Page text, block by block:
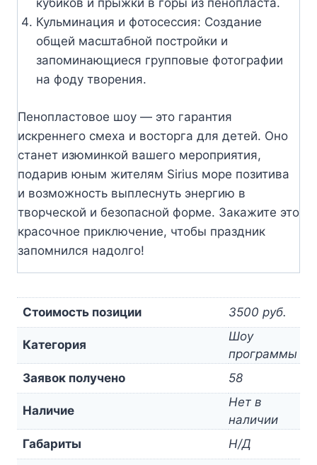
кубиков и прыжки в горы из пенопласта.
Кульминация и фотосессия: Создание
общей масштабной постройки и
запоминающиеся групповые фотографии
на фоду творения.
Пенопластовое шоу — это гарантия
искреннего смеха и восторга для детей. Оно
станет изюминкой вашего мероприятия,
подарив юным жителям Sirius море позитива
и возможность выплеснуть энергию в
творческой и безопасной форме. Закажите это
красочное приключение, чтобы праздник
запомнился надолго!
Стоимость позиции 3500 руб.
Категория
Шоу
программы
Заявок получено
58
Наличие
Нет в
наличии
Габариты
Н/Д